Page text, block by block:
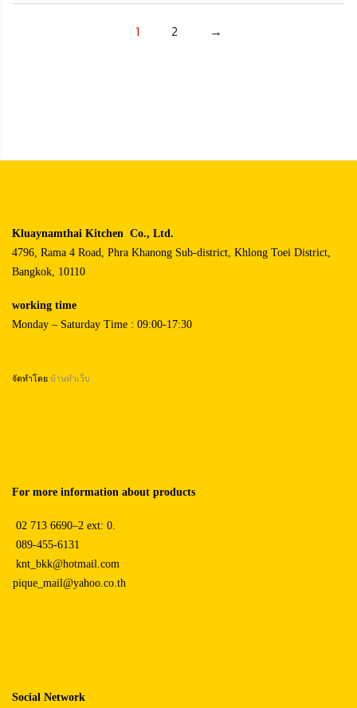
1 2 →
Kluaynamthai Kitchen Co., Ltd.
4796, Rama 4 Road, Phra Khanong Sub-district, Khlong Toei District,
Bangkok, 10110
working time
Monday – Saturday Time : 09:00-17:30
จัดทำโดย บ้านทำเว็บ
For more information about products
02 713 6690–2 ext: 0.
089-455-6131
knt_bkk@hotmail.com
pique_mail@yahoo.co.th
Social Network